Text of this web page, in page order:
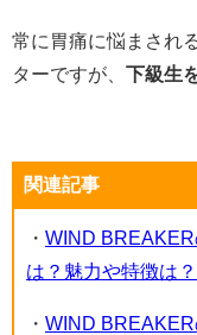
常に胃痛に悩まされ
ターですが、 下級生
関連記事
・ WIND
は？魅力や特徴は？
・ WIND